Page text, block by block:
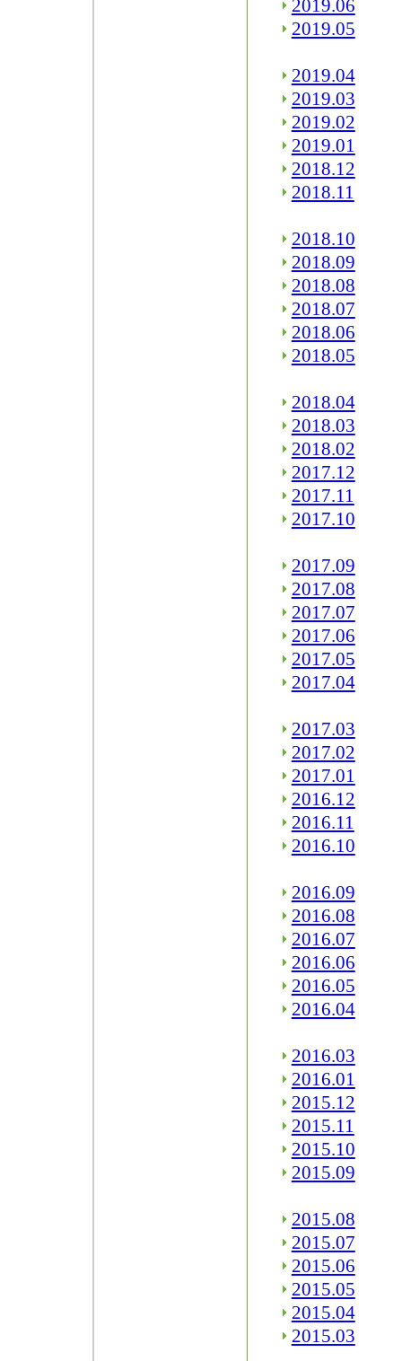
2019.06
2019.05
2019.04
2019.03
2019.02
2019.01
2018.12
2018.11
2018.10
2018.09
2018.08
2018.07
2018.06
2018.05
2018.04
2018.03
2018.02
2017.12
2017.11
2017.10
2017.09
2017.08
2017.07
2017.06
2017.05
2017.04
2017.03
2017.02
2017.01
2016.12
2016.11
2016.10
2016.09
2016.08
2016.07
2016.06
2016.05
2016.04
2016.03
2016.01
2015.12
2015.11
2015.10
2015.09
2015.08
2015.07
2015.06
2015.05
2015.04
2015.03